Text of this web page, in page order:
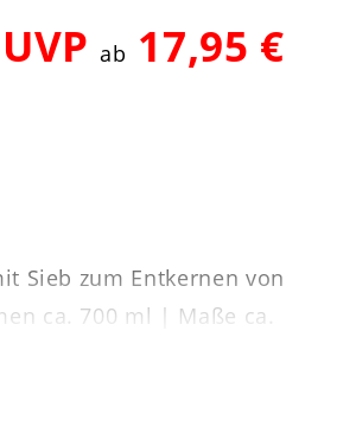
UVPab 17,95 €
Sieb zum Entkernen von
ca. 700 ml | Maße ca.